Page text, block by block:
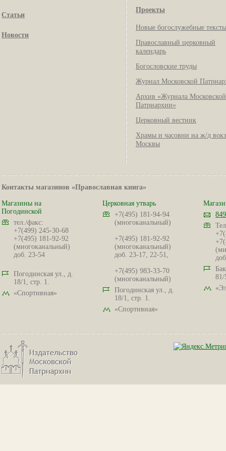
Статьи
Новости
Проекты
Новые богослужебные тексты
Православный церковный
календарь
Богословские труды
Журнал Московской
Архив «Журнала Московской
Патриархии»
Церковный вестник
Храмы и часовни на ж/д
Москвы
Контакты магазинов «Православная книга»
Магазины на
Погодинской
тел./факс:
+7(499) 245-30-68
+7(495) 181-92-92
(многоканальный)
доб. 23-54
Погодинская ул., д.
18/1, стр. 1.
«Спортивная»
Церковная утварь
+7(495) 181-94-94
(многоканальный)
+7(495) 181-92-92
(многоканальный)
доб. 23-17, 22-51,
+7(495) 983-33-70
(многоканальный)
Погодинская ул., д.
18/1, стр. 1.
«Спортивная»
81/